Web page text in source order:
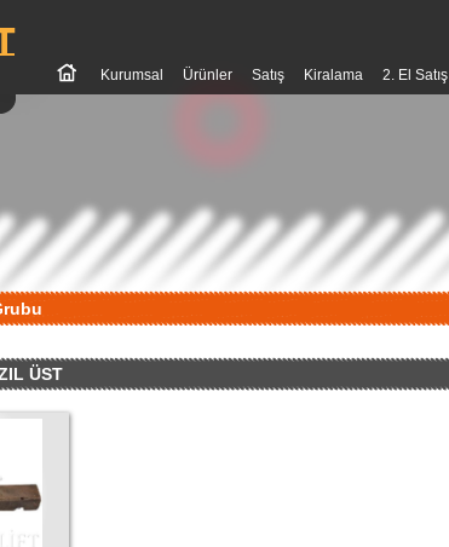
Kurumsal Ürünler Satış Kiralama 2. El Satış
ÜST